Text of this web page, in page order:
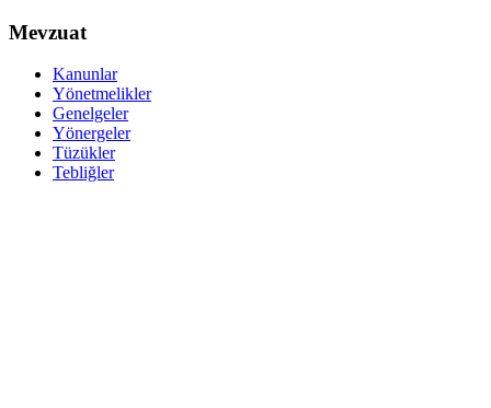
Mevzuat
Kanunlar
Yönetmelikler
Genelgeler
Yönergeler
Tüzükler
Tebliğler